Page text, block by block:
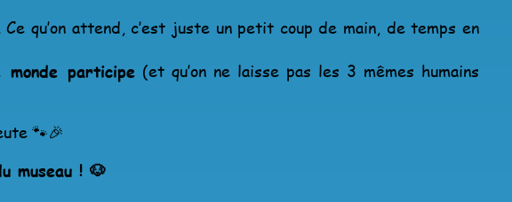
qu’on attend, c’est juste un petit coup de main, de temps en
participe(et qu’on ne laisse pas les 3 mêmes humains
🐾🎉
museau ! 🐶